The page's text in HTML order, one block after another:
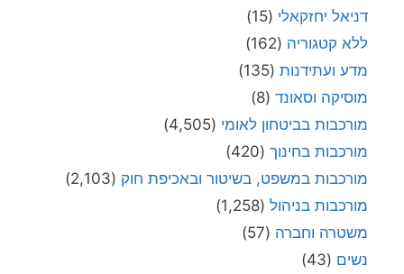
דניאל יחזקאלי (15)
ללא קטגוריה (162)
מדע ועתידנות (135)
מוסיקה וסאונד (8)
מורכבות בביטחון לאומי (4,505)
מורכבות בחינוך (420)
מורכבות במשפט, בשיטור ובאכיפת חוק (2,103)
מורכבות בניהול (1,258)
משטרה וחברה (57)
נשים (43)